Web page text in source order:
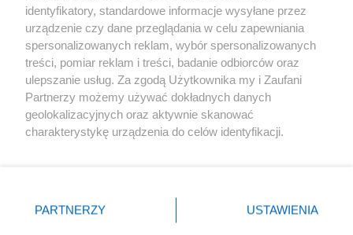
Kultura
X Facebook Instagram Youtube
identyfikatory, standardowe informacje wysyłane przez
urządzenie czy dane przeglądania w celu zapewniania
spersonalizowanych reklam, wybór spersonalizowanych
treści, pomiar reklam i treści, badanie odbiorców oraz
ulepszanie usług. Za zgodą Użytkownika my i Zaufani
Partnerzy możemy używać dokładnych danych
geolokalizacyjnych oraz aktywnie skanować
charakterystykę urządzenia do celów identyfikacji.
zmienić/wycofać klikając przycisk ustawień prywatności
znajdujący się w lewym dolnym rogu strony
PARTNERZY USTAWIENIA